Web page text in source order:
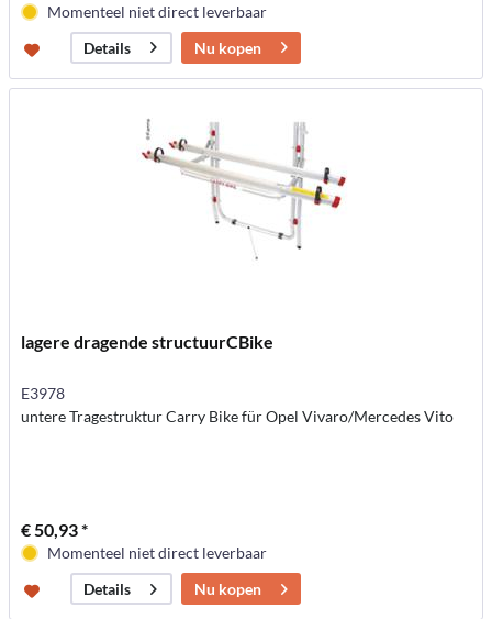
Momenteel niet direct leverbaar
Details
Nu kopen
lagere dragende structuurCBike
E3978
untere Tragestruktur Carry Bike für Opel Vivaro/Mercedes Vito
€ 50,93 *
Momenteel niet direct leverbaar
Details
Nu kopen